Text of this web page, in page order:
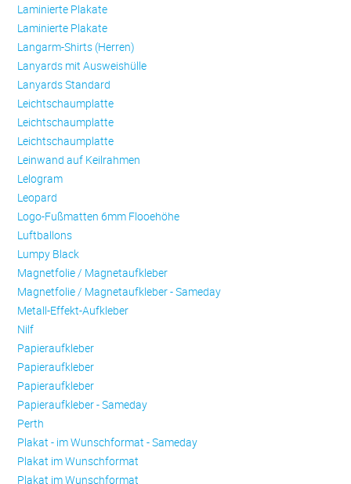
Laminierte Plakate
Laminierte Plakate
Langarm-Shirts (Herren)
Lanyards mit Ausweishülle
Lanyards Standard
Leichtschaumplatte
Leichtschaumplatte
Leichtschaumplatte
Leinwand auf Keilrahmen
Lelogram
Leopard
Logo-Fußmatten 6mm Flooehöhe
Luftballons
Lumpy Black
Magnetfolie / Magnetaufkleber
Magnetfolie / Magnetaufkleber - Sameday
Metall-Effekt-Aufkleber
Nilf
Papieraufkleber
Papieraufkleber
Papieraufkleber
Papieraufkleber - Sameday
Perth
Plakat - im Wunschformat - Sameday
Plakat im Wunschformat
Plakat im Wunschformat